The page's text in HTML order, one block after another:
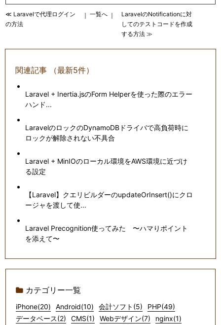
≪ Laravelで代理ログイン
の方法
｜一覧へ ｜
LaravelのNotificationに対
してのテストコードを作成
する方法 ≫
関連記事 （最新5件）
Laravel + Inertia.jsのForm Helperを使った際のエラー
ハンド...
LaravelのロックのDynamoDBドライバで高負荷時に
ロックが解除されない不具合
Laravel + MinIOのローカル環境をAWS環境に近づけ
る設定
【Laravel】クエリビルダーのupdateOrInsert()にクロ
ージャを渡して使...
Laravel Precognition使ってみた 〜ハマりポイント
を添えて〜
カテゴリー一覧
iPhone(20) Android(10) 会計ソフト(5)
PHP(49)
データベース(2)
CMS(1) Webデザイン(7)
nginx(1)